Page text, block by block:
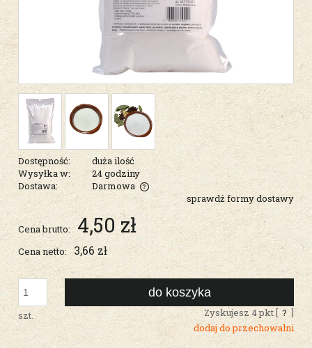
Dostępność:
duża ilość
Wysyłka w:
24 godziny
Dostawa:
Darmowa
Cena nie zawiera ewentualnych kosztów płatności
sprawdź formy dostawy
Cena brutto: 4,50 zł
Cena netto: 3,66 zł
szt.
do koszyka
Zyskujesz 4pkt [ ? ]
dodaj do przechowalni